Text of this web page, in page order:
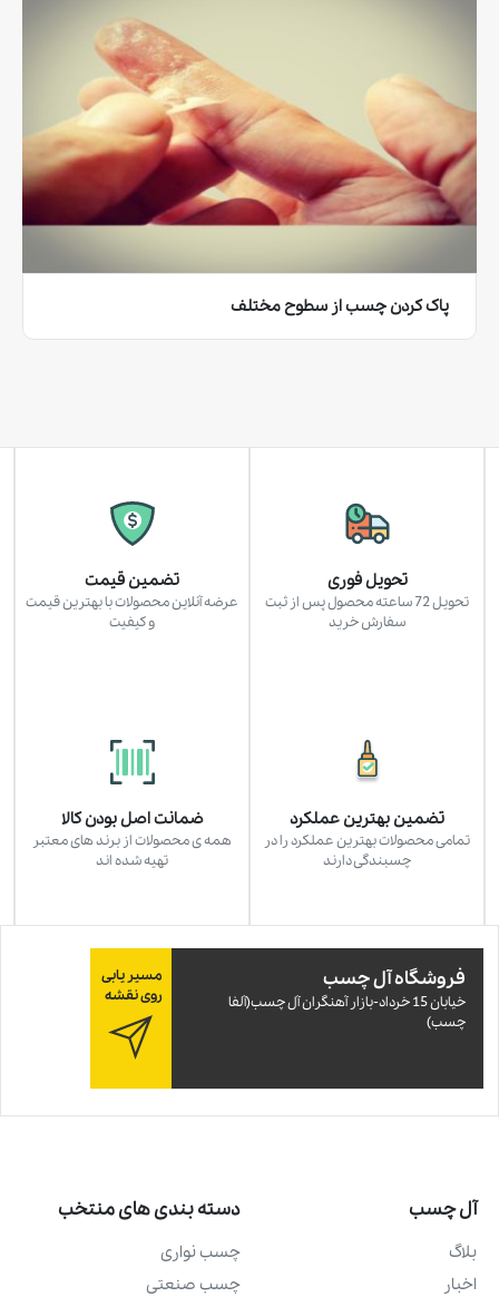
پاک کردن چسب از سطوح مختلف
تحویل فوری
تحویل 72 ساعته محصول پس از ثبت
سفارش خرید
تضمین قیمت
عرضه آنلاین محصولات با بهترین قیمت
و کیفیت
تضمین بهترین عملکرد
تمامی محصولات بهترین عملکرد را در
چسبندگی دارند
ضمانت اصل بودن کالا
همه ی محصولات از برند های معتبر
تهیه شده اند
فروشگاه آل چسب
خيابان 15 خرداد-بازار آهنگران آل چسب(آلفا
چسب)
مسیر یابی
روی نقشه
آل چسب
بلاگ
اخبار
دسته بندی های منتخب
چسب نواری
چسب صنعتی